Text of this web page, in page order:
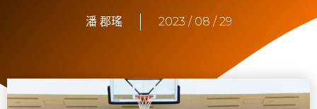
潘 郡瑤 2023 / 08 / 29